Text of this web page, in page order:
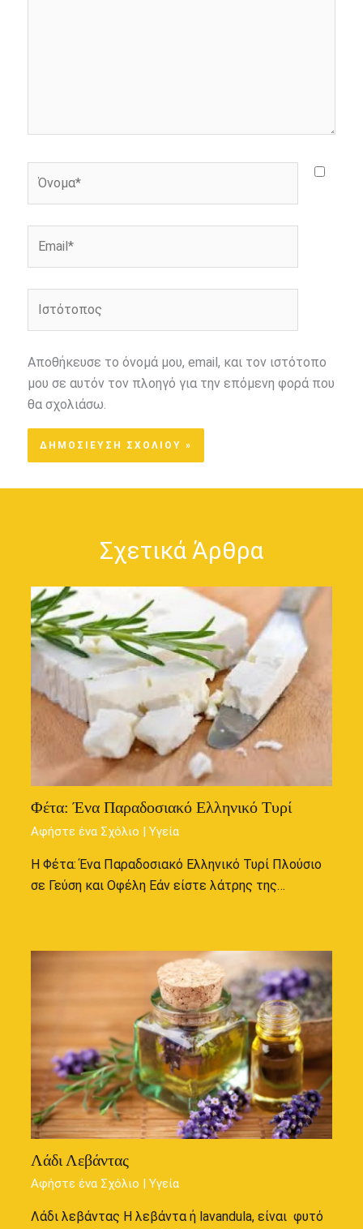
Αποθήκευσε το όνομά μου, email, και τον ιστότοπο
μου σε αυτόν τον πλοηγό για την επόμενη φορά που
θα σχολιάσω.
Σχετικά Άρθρα
Φέτα: Ένα Παραδοσιακό Ελληνικό Τυρί
Αφήστε ένα Σχόλιο |Υγεία
Η Φέτα: Ένα Παραδοσιακό Ελληνικό Τυρί Πλούσιο
σε Γεύση και Οφέλη Εάν είστε λάτρης της…
Λάδι Λεβάντας
Αφήστε ένα Σχόλιο |Υγεία
Λάδι λεβάντας Η λεβάντα ή lavandula, είναι φυτό